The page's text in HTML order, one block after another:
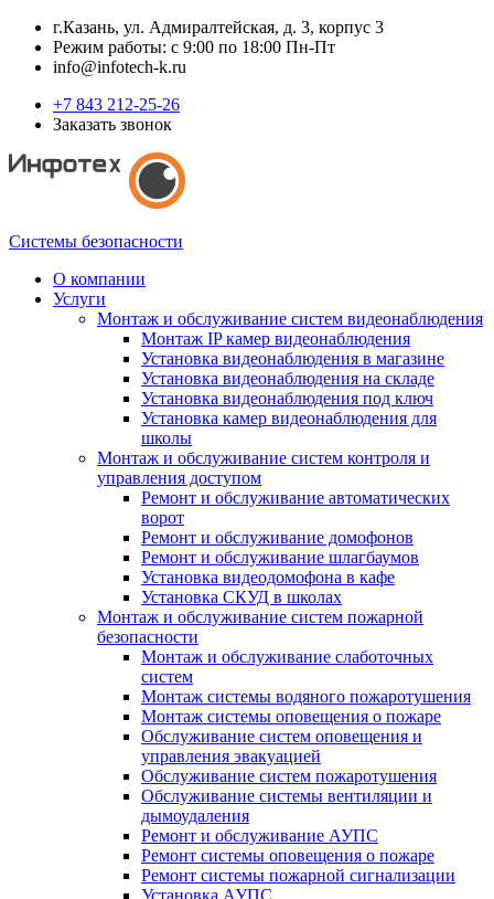
г.Казань, ул. Адмиралтейская, д. 3, корпус 3
Режим работы: с 9:00 по 18:00 Пн-Пт
info@infotech-k.ru
+7 843 212-25-26
Заказать звонок
Системы безопасности
О компании
Услуги
Монтаж и обслуживание систем видеонаблюдения
Монтаж IP камер видеонаблюдения
Установка видеонаблюдения в магазине
Установка видеонаблюдения на складе
Установка видеонаблюдения под ключ
Установка камер видеонаблюдения для
школы
Монтаж и обслуживание систем контроля и
управления доступом
Ремонт и обслуживание автоматических
ворот
Ремонт и обслуживание домофонов
Ремонт и обслуживание шлагбаумов
Установка видеодомофона в кафе
Установка СКУД в школах
Монтаж и обслуживание систем пожарной
безопасности
Монтаж и обслуживание слаботочных
систем
Монтаж системы водяного пожаротушения
Монтаж системы оповещения о пожаре
Обслуживание систем оповещения и
управления эвакуацией
Обслуживание систем пожаротушения
Обслуживание системы вентиляции и
дымоудаления
Ремонт и обслуживание АУПС
Ремонт системы оповещения о пожаре
Ремонт системы пожарной сигнализации
Установка АУПС